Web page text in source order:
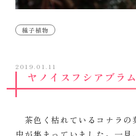
種子植物
2019.01.11
ヤノイスフシアブラ
茶色く枯れているコナラの